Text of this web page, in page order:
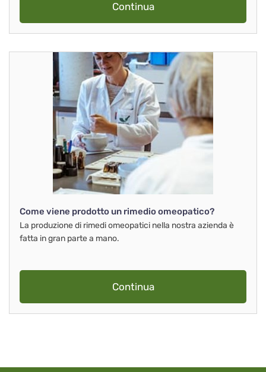
Continua
Come viene prodotto un rimedio omeopatico?
La produzione di rimedi omeopatici nella nostra azienda è
fatta in gran parte a mano.
Continua